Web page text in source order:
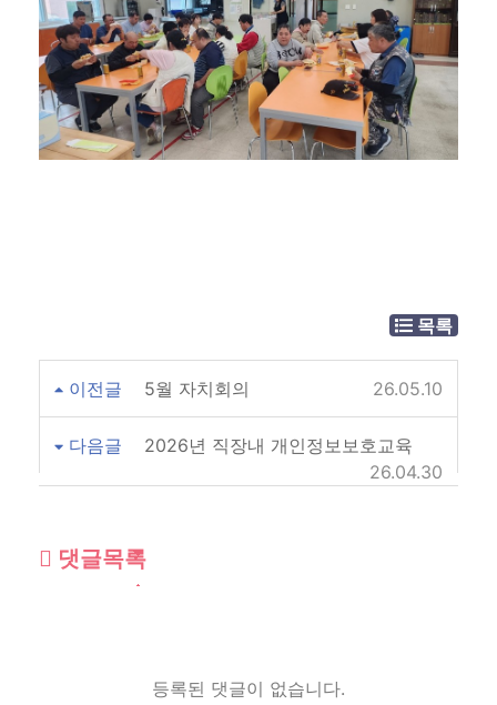
목록
이전글 5월 자치회의 26.05.10
다음글
2026년 직장내 개인정보보호교육
26.04.30
댓글목록
등록된 댓글이 없습니다.